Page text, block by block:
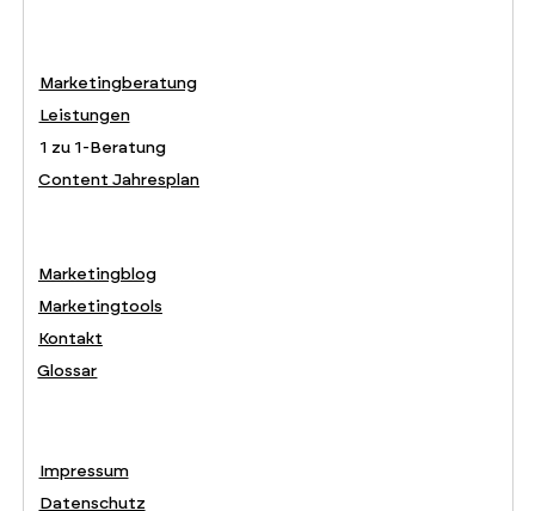
Marketingberatung
Leistungen
1 zu 1-Beratung
Content Jahresplan
Marketingblog
Marketingtools
Kontakt
Glossar
Impressum
Datenschutz